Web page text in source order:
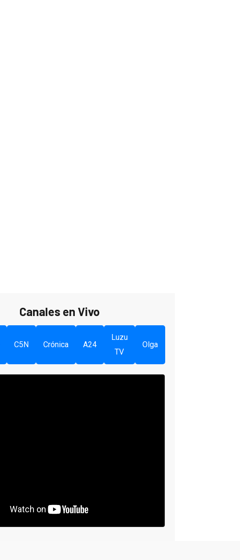
Canales en Vivo
C5N Crónica A24
Luzu
TV
Olga